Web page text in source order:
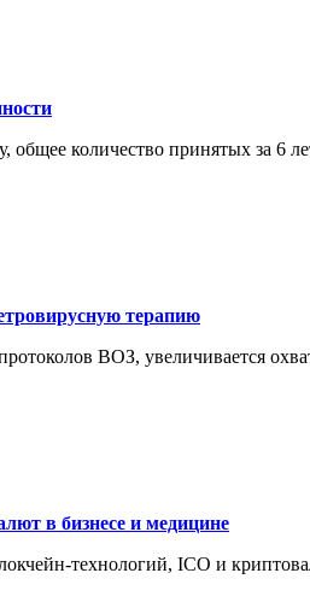
количество принятых за 6
терапию
ВОЗ, увеличивается
в бизнесе и медицине
технологий, ICO и